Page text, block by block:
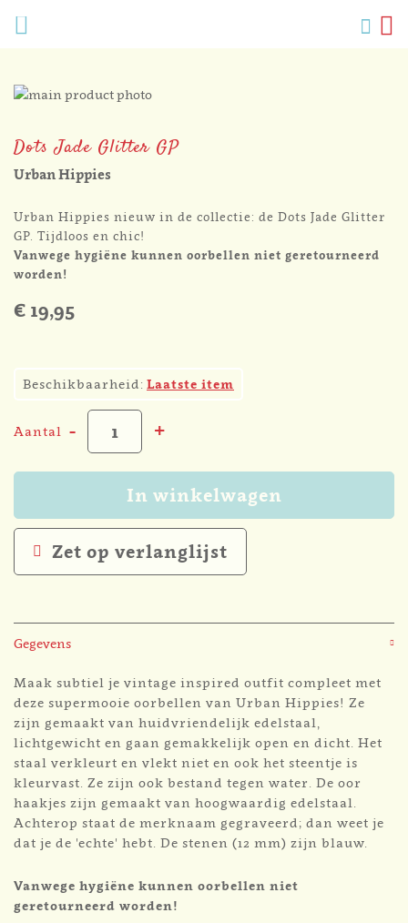
Zoek
Dots Jade Glitter GP
Urban Hippies
Urban Hippies nieuw in de collectie: de Dots Jade Glitter
GP. Tijdloos en chic!
Vanwege hygiëne kunnen oorbellen niet geretourneerd
worden!
€ 19,95
Beschikbaarheid: Laatste item
Aantal - +
In winkelwagen
Zet op verlanglijst
Gegevens
Maak subtiel je vintage inspired outfit compleet met
deze supermooie oorbellen van Urban Hippies! Ze
zijn gemaakt van huidvriendelijk edelstaal,
lichtgewicht en gaan gemakkelijk open en dicht. Het
staal verkleurt en vlekt niet en ook het steentje is
kleurvast. Ze zijn ook bestand tegen water. De oor
haakjes zijn gemaakt van hoogwaardig edelstaal.
Achterop staat de merknaam gegraveerd; dan weet je
dat je de 'echte' hebt. De stenen (12 mm) zijn blauw.
Vanwege hygiëne kunnen oorbellen niet
geretourneerd worden!
Ga
einde
van
afbeeldingen-
gallerij
het
begin
de
afbeeldingen-
gallerij